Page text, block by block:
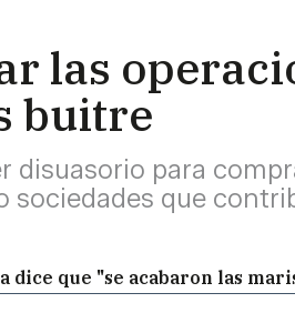
las
buitre
disuasorio para
sociedades que
que "se acabaron las